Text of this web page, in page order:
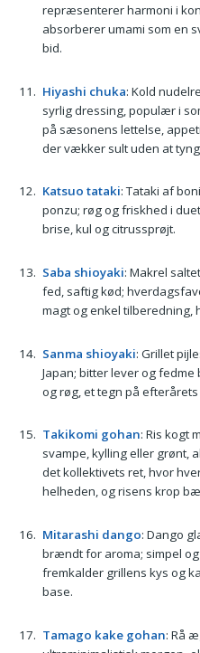
repræsenterer harmoni i
absorberer umami som en
bid.
Hiyashi chuka: Kold
syrlig dressing, populær i
på sæsonens lettelse,
der vækker sult uden at
Katsuo tataki: Tataki af
ponzu; røg og friskhed i
brise, kul og citrussprøjt.
Saba shioyaki: Makrel
fed, saftig kød;
magt og enkel
Sanma shioyaki: Grillet
Japan; bitter lever og
og røg, et tegn på efterårets
Takikomi gohan: Ris kogt
svampe, kylling eller grønt,
det kollektivets ret, hvor
helheden, og risens krop
Mitarashi dango: Dango
brændt for aroma; simpel
fremkalder grillens kys og
base.
Tamago kake gohan: Rå